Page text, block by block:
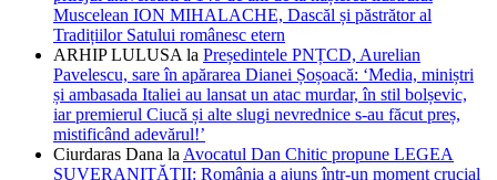
Muscelean ION MIHALACHE, Dascăl și păstrător al
Tradițiilor Satului românesc etern
ARHIP LULUSA la Președintele PNȚCD, Aurelian
Pavelescu, sare în apărarea Dianei Șoșoacă: ‘Media, miniștri
și ambasada Italiei au lansat un atac murdar, în stil bolșevic,
iar premierul Ciucă și alte slugi nevrednice s-au făcut preș,
mistificând adevărul!’
Ciurdaras Dana la Avocatul Dan Chitic propune LEGEA
SUVERANITĂȚII: România a ajuns într-un moment crucial